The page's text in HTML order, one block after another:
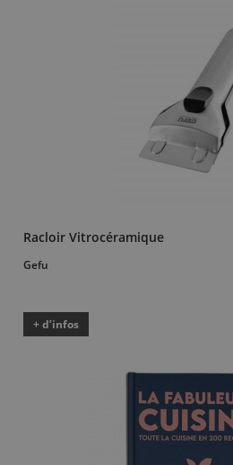
Racloir Vitrocéramique
Gefu
+ d’infos